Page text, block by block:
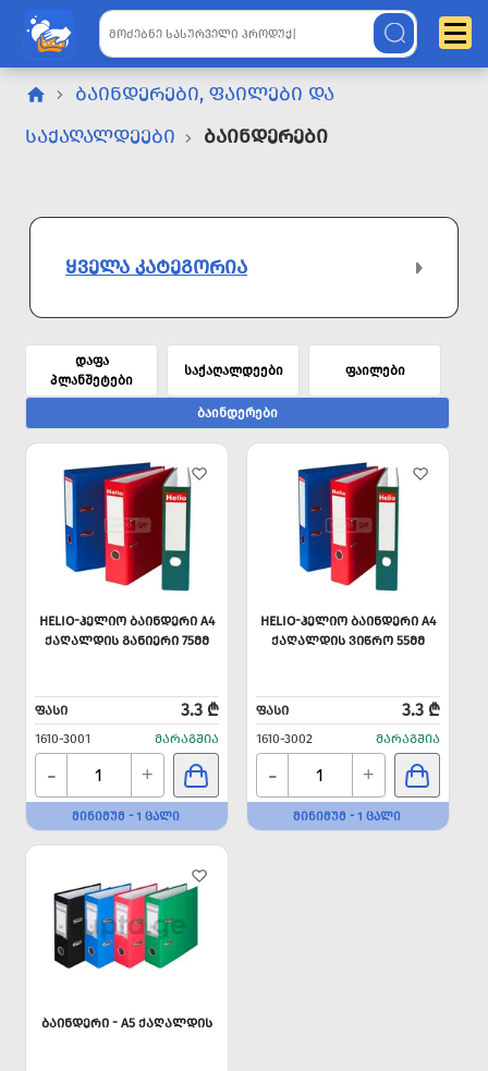
ᲑᲐᲘᲜᲓᲔᲠᲔᲑᲘ, ᲤᲐᲘᲚᲔᲑᲘ ᲓᲐ
ᲡᲐᲥᲐᲦᲐᲚᲓᲔᲔᲑᲘ
Ბაინდერები
ᲧᲕᲔᲚᲐ ᲙᲐᲢᲔᲒᲝᲠᲘᲐ
დაფა
პლანშეტები
საქაღალდეები ფაილები
ბაინდერები
HELIO-ᲰᲔᲚᲘᲝ ᲑᲐᲘᲜᲓᲔᲠᲘ A4
ᲥᲐᲦᲐᲚᲓᲘᲡ ᲒᲐᲜᲘᲔᲠᲘ 75ᲛᲛ
ᲤᲐᲡᲘ 3.3 ₾
1610-3001 ᲛᲐᲠᲐᲒᲨᲘᲐ
- +
ᲛᲘᲜᲘᲛᲣᲛ - 1 ᲪᲐᲚᲘ
HELIO-ᲰᲔᲚᲘᲝ ᲑᲐᲘᲜᲓᲔᲠᲘ A4
ᲥᲐᲦᲐᲚᲓᲘᲡ ᲕᲘᲬᲠᲝ 55ᲛᲛ
ᲤᲐᲡᲘ 3.3 ₾
1610-3002 ᲛᲐᲠᲐᲒᲨᲘᲐ
- +
ᲛᲘᲜᲘᲛᲣᲛ - 1 ᲪᲐᲚᲘ
ᲑᲐᲘᲜᲓᲔᲠᲘ - A5 ᲥᲐᲦᲐᲚᲓᲘᲡ